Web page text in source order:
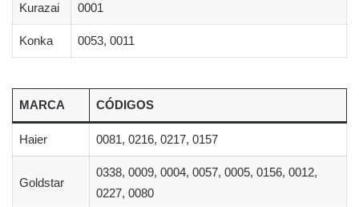
Kurazai 0001
Konka 0053, 0011
MARCA CÓDIGOS
Haier 0081, 0216, 0217, 0157
Goldstar
0338, 0009, 0004, 0057, 0005, 0156, 0012,
0227, 0080